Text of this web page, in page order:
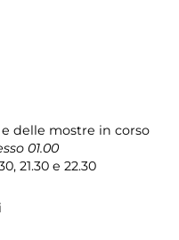
delle mostre in corso
01.00
21.30 e 22.30